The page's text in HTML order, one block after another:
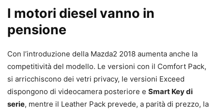
I motori diesel vanno in
pensione
Con l’introduzione della Mazda2 2018 aumenta anche la
competitività del modello. Le versioni con il Comfort Pack,
si arricchiscono dei vetri privacy, le versioni Exceed
dispongono di videocamera posteriore e Smart Key di
serie, mentre il Leather Pack prevede, a parità di prezzo, la